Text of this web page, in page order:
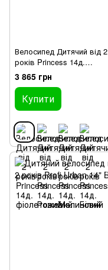
Велосипед Дитячий від 2
років Princess 14д.
фіолетовий
3 865 грн
Купити